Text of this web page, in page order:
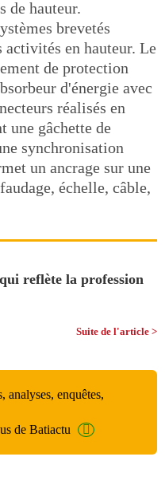
de hauteur.
brevetés
activités en hauteur. Le
de protection
d'énergie avec
réalisés en
une gâchette de
synchronisation
un ancrage sur une
échelle, câble,
reflète la profession
Suite de l'article >
analyses, enquêtes,
de Batiactu